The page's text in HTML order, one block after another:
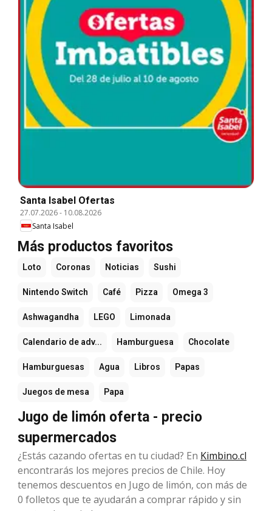
Santa Isabel Ofertas
27.07.2026- 10.08.2026
Santa Isabel
Más productos favoritos
Loto Coronas Noticias Sushi
Nintendo Switch Café Pizza Omega 3
Ashwagandha LEGO Limonada
Calendario de adv... Hamburguesa Chocolate
Hamburguesas Agua Libros Papas
Juegos de mesa Papa
Jugo de limón oferta - precio
supermercados
¿Estás cazando ofertas en tu ciudad? En Kimbino.cl
encontrarás los mejores precios de Chile. Hoy
tenemos descuentos en Jugo de limón, con más de
0 folletos que te ayudarán a comprar rápido y sin